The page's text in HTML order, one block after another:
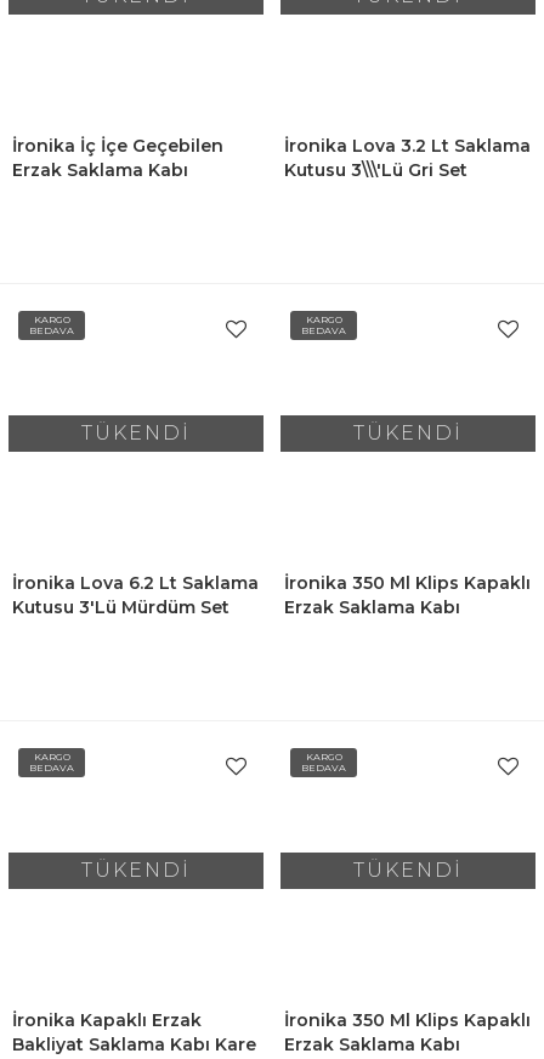
İronika İç İçe Geçebilen
Erzak Saklama Kabı
İronika Lova 3.2 Lt Saklama
Kutusu 3\\\'lü Gri Set
KARGO
BEDAVA
TÜKENDİ
İronika Lova 6.2 Lt Saklama
Kutusu 3'lü Mürdüm Set
KARGO
BEDAVA
TÜKENDİ
İronika 350 Ml Klips Kapaklı
Erzak Saklama Kabı
KARGO
BEDAVA
TÜKENDİ
İronika Kapaklı Erzak
Bakliyat Saklama Kabı Kare
KARGO
BEDAVA
TÜKENDİ
İronika 350 Ml Klips Kapaklı
Erzak Saklama Kabı